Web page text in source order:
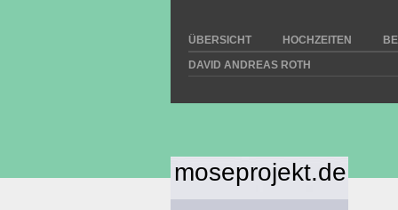
ÜBERSICHT HOCHZEITEN
DAVID ANDREAS ROTH
moseprojekt.de